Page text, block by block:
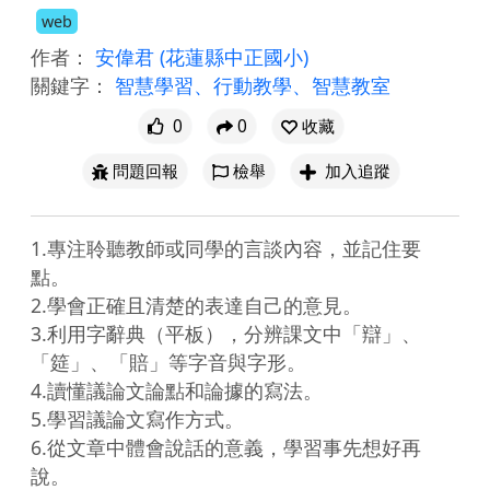
web
作者： 安偉君 (花蓮縣中正國小)
關鍵字： 智慧學習、行動教學、智慧教室
0 0
收藏
問題回報
檢舉 加入追蹤
1.專注聆聽教師或同學的言談內容，並記住要
點。
2.學會正確且清楚的表達自己的意見。
3.利用字辭典（平板），分辨課文中「辯」、
「筵」、「賠」等字音與字形。
4.讀懂議論文論點和論據的寫法。
5.學習議論文寫作方式。
6.從文章中體會說話的意義，學習事先想好再
說。